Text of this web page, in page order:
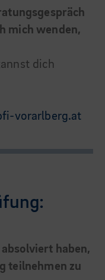
mich wenden,
dich
vorarlberg.at
haben,
teilnehmen zu